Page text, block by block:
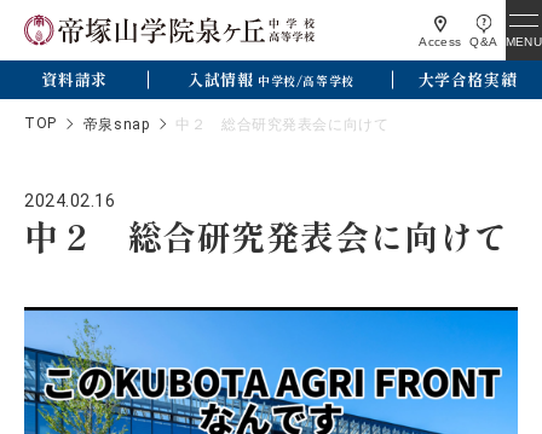
Access Q&A MENU
資料請求 入試情報 中学校/高等学校 大学合格実績
TOP 帝泉snap 中２ 総合研究発表会に向けて
2024.02.16
中２ 総合研究発表会に向けて